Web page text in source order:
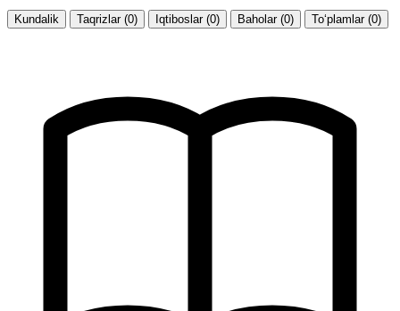
Kundalik Taqrizlar (0) Iqtiboslar (0) Baholar (0) To‘plamlar (0)